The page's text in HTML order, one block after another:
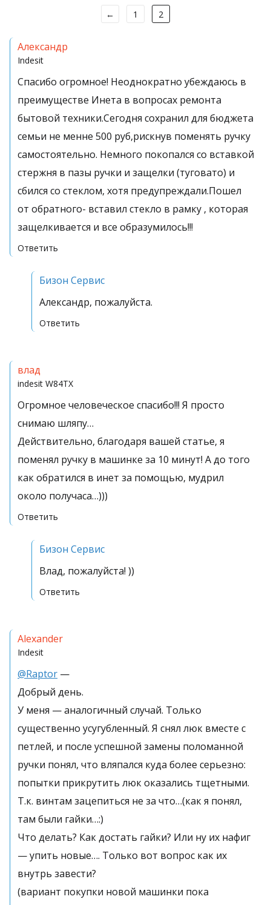
← 1 2
Александр
Indesit
Спасибо огромное! Неоднократно убеждаюсь в
преимуществе Инета в вопросах ремонта
бытовой техники.Сегодня сохранил для бюджета
семьи не менне 500 руб,рискнув поменять ручку
самостоятельно. Немного покопался со вставкой
стержня в пазы ручки и защелки (туговато) и
сбился со стеклом, хотя предупреждали.Пошел
от обратного- вставил стекло в рамку , которая
защелкивается и все образумилось!!!
Ответить
Бизон Сервис
Александр, пожалуйста.
Ответить
влад
indesit W84TX
Огромное человеческое спасибо!!! Я просто
снимаю шляпу…
Действительно, благодаря вашей статье, я
поменял ручку в машинке за 10 минут! А до того
как обратился в инет за помощью, мудрил
около получаса…)))
Ответить
Бизон Сервис
Влад, пожалуйста! ))
Ответить
Alexander
Indesit
@Raptor —
Добрый день.
У меня — аналогичный случай. Только
существенно усугубленный. Я снял люк вместе с
петлей, и после успешной замены поломанной
ручки понял, что вляпался куда более серьезно:
попытки прикрутить люк оказались тщетными.
Т.к. винтам зацепиться не за что…(как я понял,
там были гайки…:)
Что делать? Как достать гайки? Или ну их нафиг
— упить новые…. Только вот вопрос как их
внутрь завести?
(вариант покупки новой машинки пока